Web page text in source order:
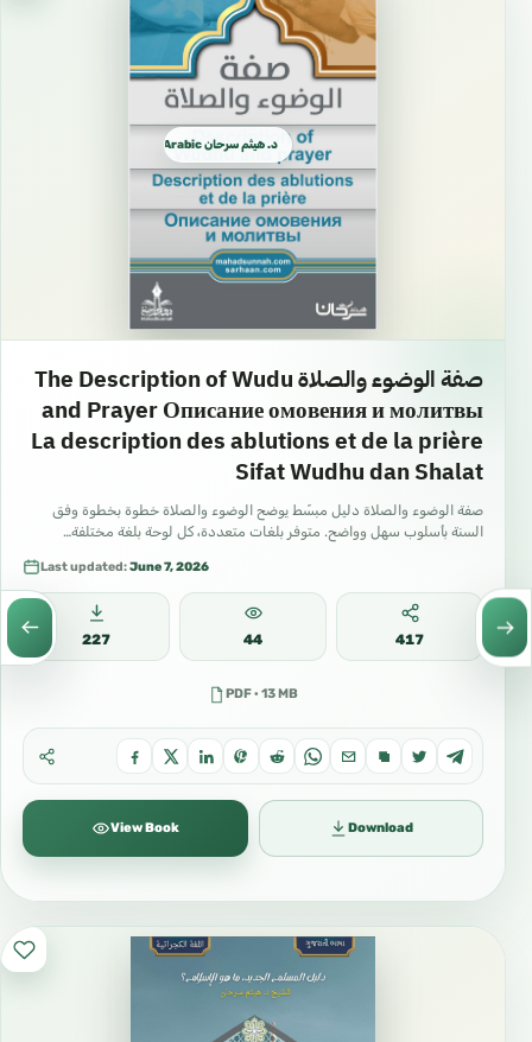
د. هيثم سرحان Arabic العربية
صفة الوضوء والصلاة The Description of Wudu
and Prayer Описание омовения и молитвы
La description des ablutions et de la prière
Sifat Wudhu dan Shalat
صفة الوضوء والصلاة دليل مبسّط يوضح الوضوء والصلاة خطوة بخطوة وفق
السنة بأسلوب سهل وواضح. متوفر بلغات متعددة، كل لوحة بلغة مختلفة…
Last updated:June 7, 2026
227 44 417
PDF · 13 MB
View Book Download